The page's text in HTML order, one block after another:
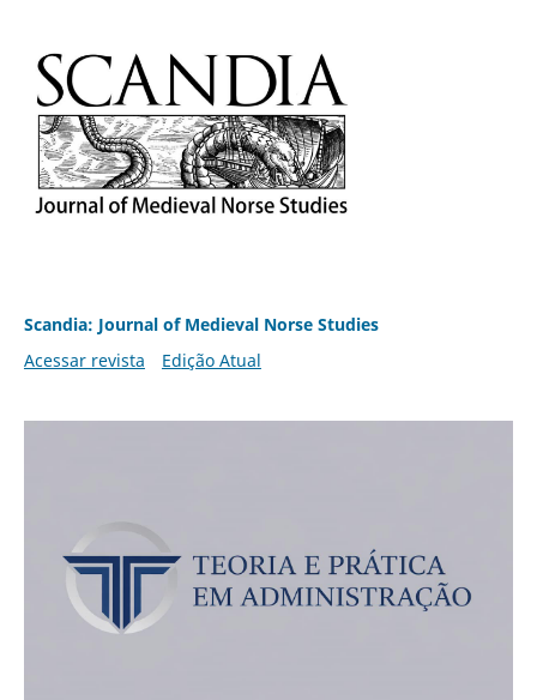
Scandia: Journal of Medieval Norse Studies
Acessar revista
Edição Atual